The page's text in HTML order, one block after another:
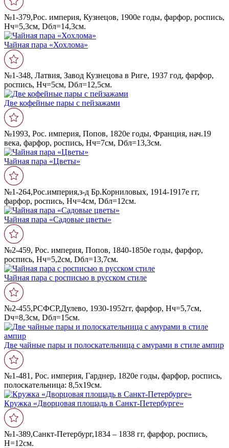
№1-379,Рос. империя, Кузнецов, 1900е годы, фарфор, роспись,
Нч=5,3см, Dбл=14,3см.
Чайная пара «Хохлома»
№1-348, Латвия, Завод Кузнецова в Риге, 1937 год, фарфор,
роспись, Нч=5см, Dбл=12,5см.
Две кофейные пары с пейзажами
№1993, Рос. империя, Попов, 1820е годы, Франция, нач.19
века, фарфор, роспись, Нч=7см, Dбл=13,3см.
Чайная пара «Цветы»
№1-264,Рос.империя,з-д Бр.Корниловых, 1914-1917е гг,
фарфор, роспись, Нч=4см, Dбл=12см.
Чайная пара «Садовые цветы»
№2-459, Рос. империя, Попов, 1840-1850е годы, фарфор,
роспись, Нч=5,2см, Dбл=13,7см.
Чайная пара с росписью в русском стиле
№2-455,РСФСР,Дулево, 1930-1952гг, фарфор, Hч=5,7см,
Dч=8,3см, Dбл=15см.
Две чайные пары и полоскательница с амурами в стиле ампир
№1-481, Рос. империя, Гарднер, 1820е годы, фарфор, роспись,
полоскательница: 8,5х19см.
Кружка «Дворцовая площадь в Санкт-Петербурге»
№1-389,Санкт-Петербург,1834 – 1838 гг, фарфор, роспись,
Н=12см.